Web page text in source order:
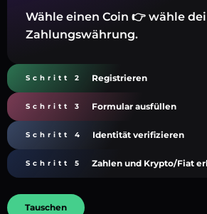
Wähle einen Coin 👉 wähle
Zahlungswährung.
Schritt 2 Registrieren
Schritt 3 Formular ausfüllen
Schritt 4 Identität verifizieren
Schritt 5 Zahlen und Krypto/Fiat
Tauschen